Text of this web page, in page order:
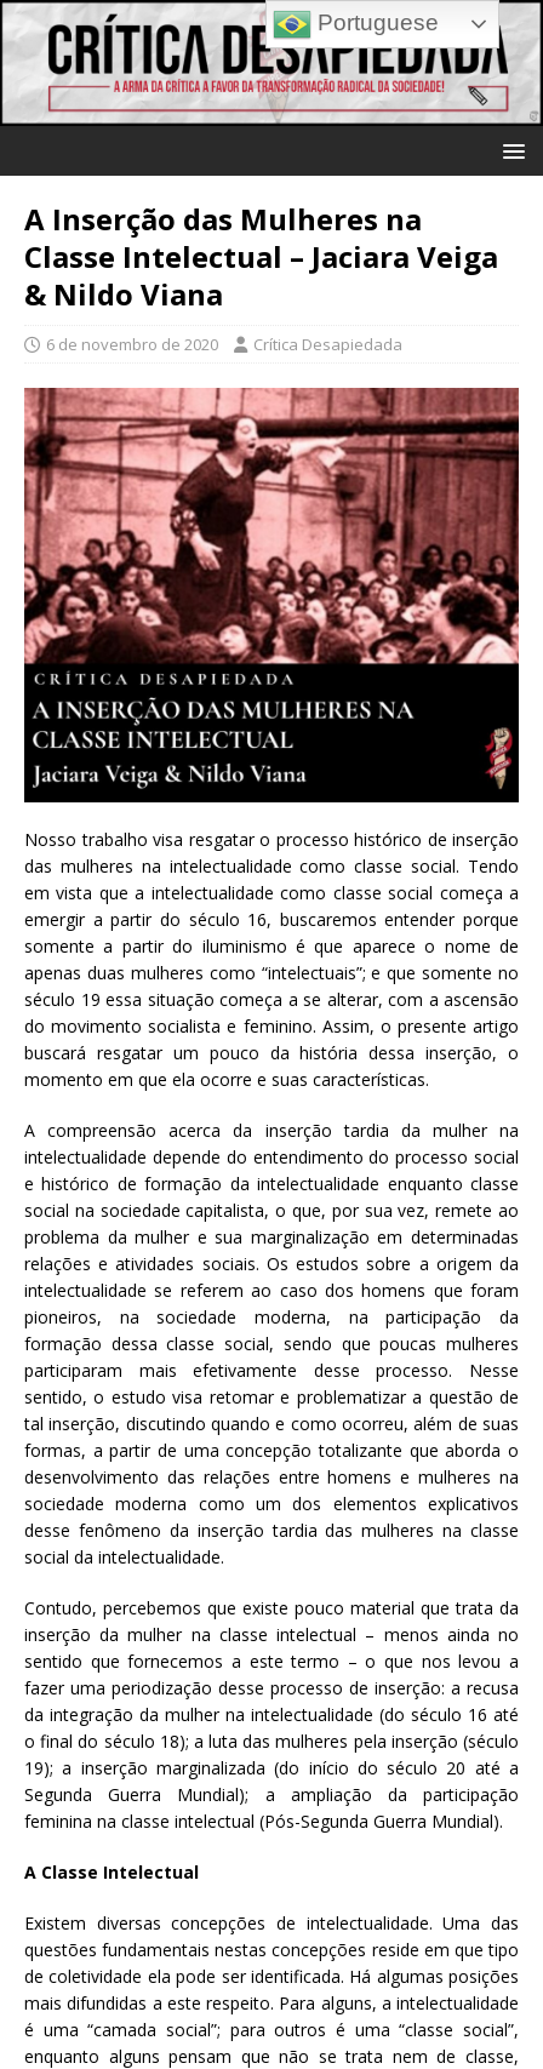
A Inserção das Mulheres na
Classe Intelectual – Jaciara Veiga
& Nildo Viana
6 de novembro de 2020 Crítica Desapiedada
Nosso trabalho visa resgatar o processo histórico de inserção
das mulheres na intelectualidade como classe social. Tendo
em vista que a intelectualidade como classe social começa a
emergir a partir do século 16, buscaremos entender porque
somente a partir do iluminismo é que aparece o nome de
apenas duas mulheres como “intelectuais”; e que somente no
século 19 essa situação começa a se alterar, com a ascensão
do movimento socialista e feminino. Assim, o presente artigo
buscará resgatar um pouco da história dessa inserção, o
momento em que ela ocorre e suas características.
A compreensão acerca da inserção tardia da mulher na
intelectualidade depende do entendimento do processo social
e histórico de formação da intelectualidade enquanto classe
social na sociedade capitalista, o que, por sua vez, remete ao
problema da mulher e sua marginalização em determinadas
relações e atividades sociais. Os estudos sobre a origem da
intelectualidade se referem ao caso dos homens que foram
pioneiros, na sociedade moderna, na participação da
formação dessa classe social, sendo que poucas mulheres
participaram mais efetivamente desse processo. Nesse
sentido, o estudo visa retomar e problematizar a questão de
tal inserção, discutindo quando e como ocorreu, além de suas
formas, a partir de uma concepção totalizante que aborda o
desenvolvimento das relações entre homens e mulheres na
sociedade moderna como um dos elementos explicativos
desse fenômeno da inserção tardia das mulheres na classe
social da intelectualidade.
Contudo, percebemos que existe pouco material que trata da
inserção da mulher na classe intelectual – menos ainda no
sentido que fornecemos a este termo – o que nos levou a
fazer uma periodização desse processo de inserção: a recusa
da integração da mulher na intelectualidade (do século 16 até
o final do século 18); a luta das mulheres pela inserção (século
19); a inserção marginalizada (do início do século 20 até a
Segunda Guerra Mundial); a ampliação da participação
feminina na classe intelectual (Pós-Segunda Guerra Mundial).
A Classe Intelectual
Existem diversas concepções de intelectualidade. Uma das
questões fundamentais nestas concepções reside em que tipo
de coletividade ela pode ser identificada. Há algumas posições
mais difundidas a este respeito. Para alguns, a intelectualidade
é uma “camada social”; para outros é uma “classe social”,
enquanto alguns pensam que não se trata nem de classe,
Portuguese